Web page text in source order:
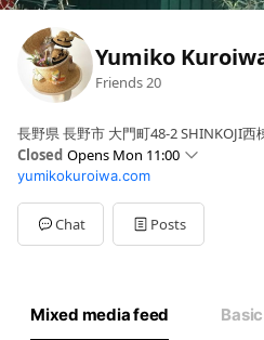
Yumiko
Friends20
長野県 長野市 大門町48-2 SHINKOJI西
Closed Opens Mon 11:00
Mon11:00 - 17:00
毎週木曜日定休日（他、臨時休業の場
yumikokuroiwa.com
Chat Posts
Mixed media feed